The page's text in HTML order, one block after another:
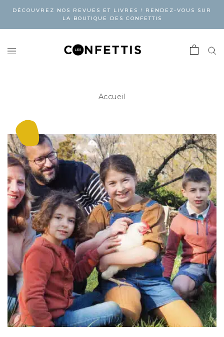
DÉCOUVREZ NOS REVUES ET LIVRES ! RENDEZ-VOUS SUR
LA BOUTIQUE DES CONFETTIS
Accueil